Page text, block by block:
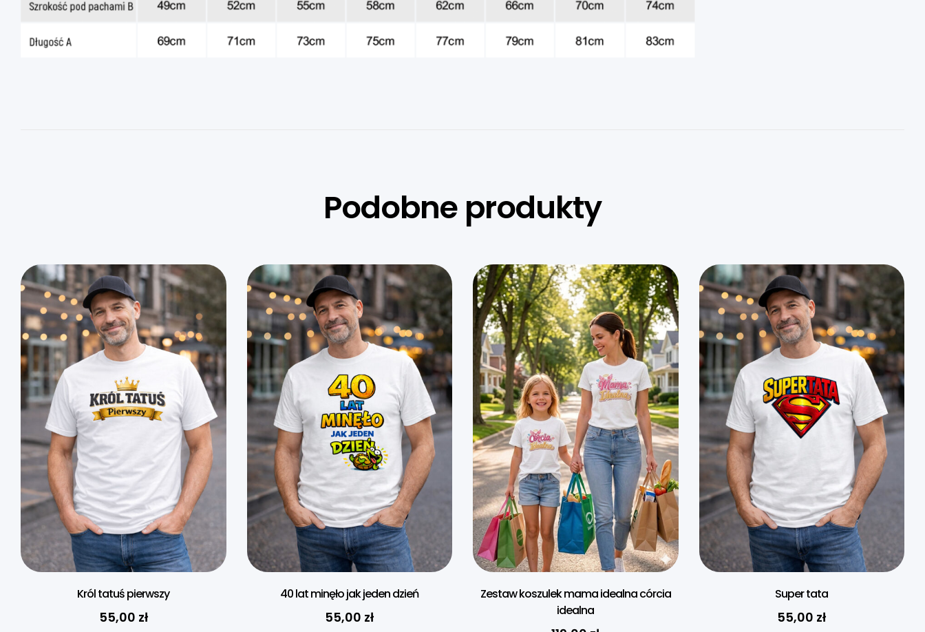
Podobne produkty
Król tatuś pierwszy
55,00 zł
40 lat minęło jak jeden dzień
55,00 zł
Zestaw koszulek mama idealna córcia
idealna
Super tata
55,00 zł